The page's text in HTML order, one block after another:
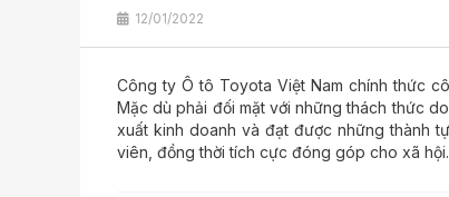
12/01/2022
Công ty Ô tô Toyota Việt Nam chính thức
Mặc dù phải đối mặt với những thách thức
xuất kinh doanh và đạt được những thành
viên, đồng thời tích cực đóng góp cho xã hội.